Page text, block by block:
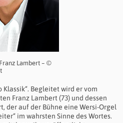
Lambert – ©
Klassik“. Begleitet wird er vom
Franz Lambert (73) und dessen
der auf der Bühne eine Wersi-Orgel
im wahrsten Sinne des Wortes.